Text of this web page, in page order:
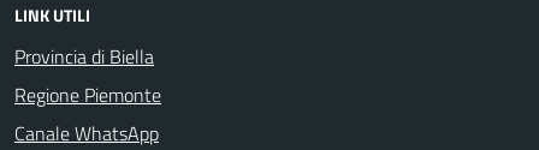
LINK UTILI
Provincia di Biella
Regione Piemonte
Canale WhatsApp